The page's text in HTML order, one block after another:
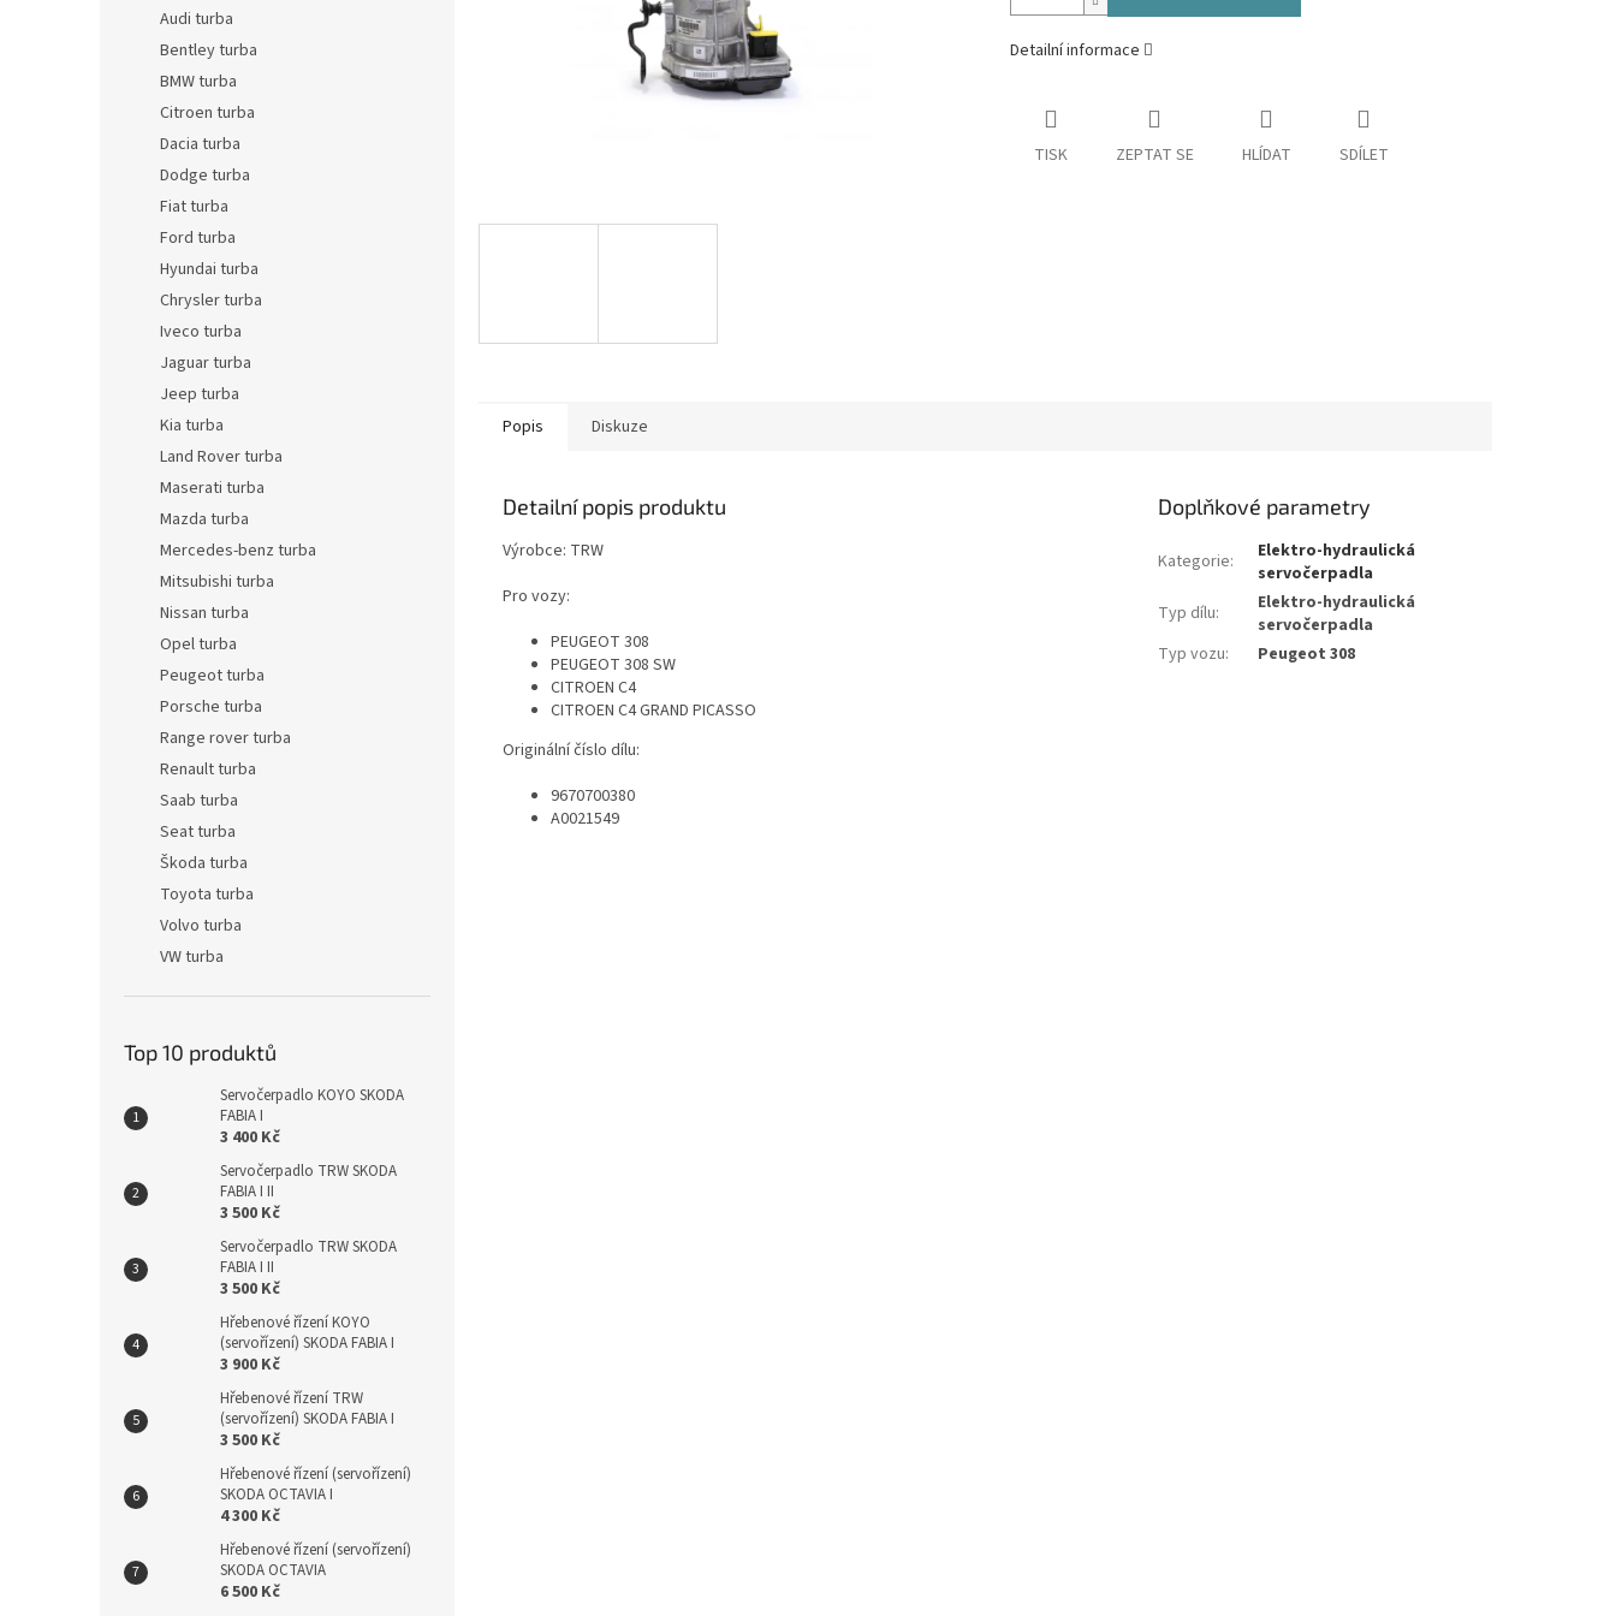
Audi turba
Bentley turba
BMW turba
Citroen turba
Dacia turba
Dodge turba
Fiat turba
Ford turba
Hyundai turba
Chrysler turba
Iveco turba
Jaguar turba
Jeep turba
Kia turba
Land Rover turba
Maserati turba
Mazda turba
Mercedes-benz turba
Mitsubishi turba
Nissan turba
Opel turba
Peugeot turba
Porsche turba
Range rover turba
Renault turba
Saab turba
Seat turba
Škoda turba
Toyota turba
Volvo turba
VW turba
Top 10 produktů
Servočerpadlo KOYO SKODA
FABIA I
3 400 Kč
Servočerpadlo TRW SKODA
FABIA I II
3 500 Kč
Servočerpadlo TRW SKODA
FABIA I II
3 500 Kč
Hřebenové řízení KOYO
(servořízení) SKODA FABIA I
3 900 Kč
Hřebenové řízení TRW
(servořízení) SKODA FABIA I
3 500 Kč
Hřebenové řízení (servořízení)
SKODA OCTAVIA I
4 300 Kč
Hřebenové řízení (servořízení)
SKODA OCTAVIA
6 500 Kč
Detailní informace
TISK ZEPTAT SE HLÍDAT SDÍLET
Popis Diskuze
Detailní popis produktu
Výrobce: TRW
Pro vozy:
PEUGEOT 308
PEUGEOT 308 SW
CITROEN C4
CITROEN C4 GRAND PICASSO
Originální číslo dílu:
9670700380
A0021549
Doplňkové parametry
Kategorie:
Elektro-hydraulická
servočerpadla
Typ dílu:
Elektro-hydraulická
servočerpadla
Typ vozu: Peugeot 308